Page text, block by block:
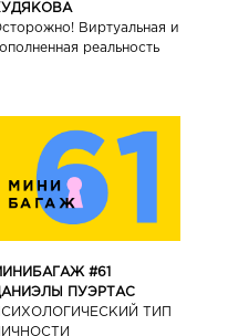
Виртуальная и
реальность
#61
ПУЭРТАС
ТИП